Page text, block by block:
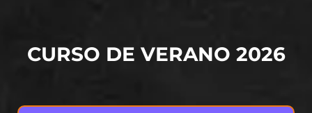
CURSO DE VERANO 2026